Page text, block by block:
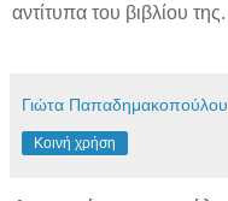
αντίτυπα του βιβλίου της.
Γιώτα Παπαδημακοπούλου
Κοινή χρήση